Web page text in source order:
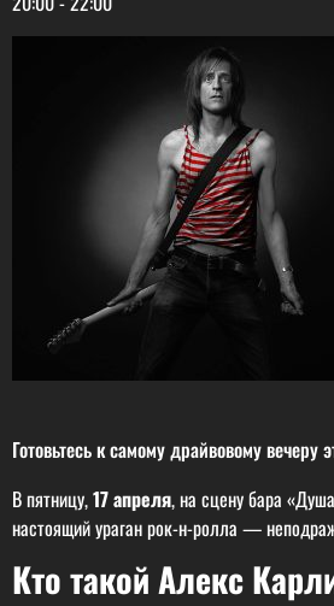
Готовьтесь к самому драйвовому вечеру
В пятницу,17 апреля, на сцену бара
настоящий ураган рок-н-ролла —
Кто такой Алекс